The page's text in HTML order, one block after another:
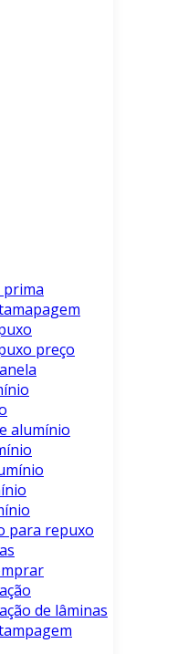
prima
preço
alumínio
para repuxo
de lâminas